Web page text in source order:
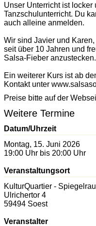
Unser Unterricht ist
Tanzschulunterricht. Du
auch alleine anmelden.
Wir sind Javier und
seit über 10 Jahren und
Salsa-Fieber anzustecken.
Ein weiterer Kurs ist ab
Kontakt unter
Preise bitte auf der
Weitere Termine
Datum/Uhrzeit
Montag, 15. Juni 2026
19:00 Uhr bis 20:00 Uhr
Veranstaltungsort
KulturQuartier -
Ulrichertor 4
59494 Soest
Veranstalter